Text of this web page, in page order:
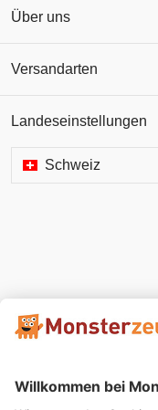
Über uns
Versandarten
Landeseinstellungen
Schweiz